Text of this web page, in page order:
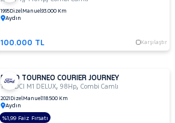
1995DizelManuel93.000 Km
Aydın
100.000 TL Karşılaştır
FORD TOURNEO COURIER JOURNEY
1.5 TDCI M1 DELUX,98Hp,Combi Camlı
2021 DizelManuel118.500 Km
Aydın
%1,99 Faiz Fırsatı